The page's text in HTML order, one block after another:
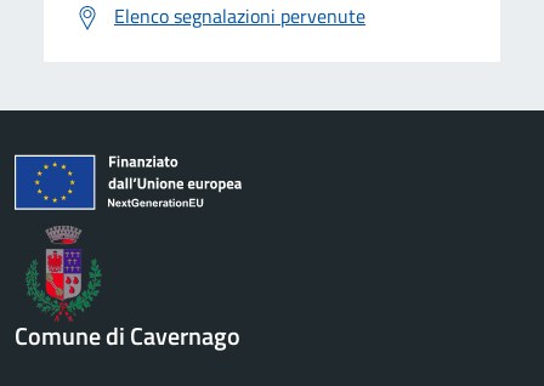
Elenco segnalazioni pervenute
Comune di Cavernago